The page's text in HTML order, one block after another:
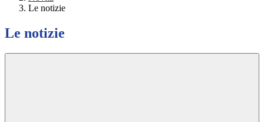
Le notizie
Le notizie